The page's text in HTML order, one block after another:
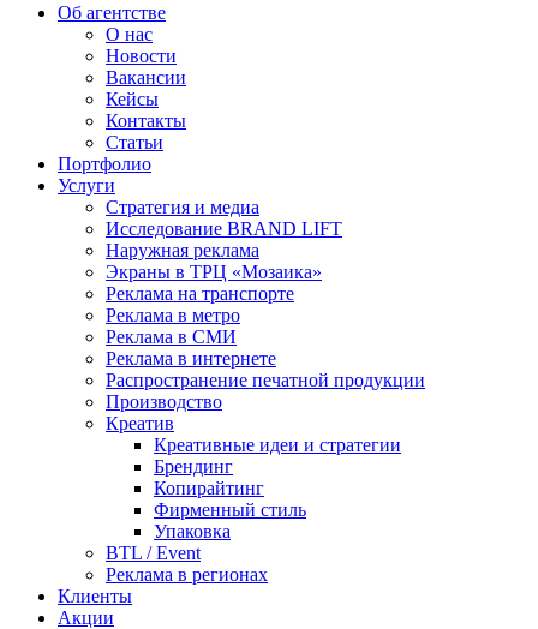
Об агентстве
О нас
Новости
Вакансии
Кейсы
Контакты
Статьи
Портфолио
Услуги
Стратегия и медиа
Исследование BRAND LIFT
Наружная реклама
Экраны в ТРЦ «Мозаика»
Реклама на транспорте
Реклама в метро
Реклама в СМИ
Реклама в интернете
Распространение печатной продукции
Производство
Креатив
Креативные идеи и стратегии
Брендинг
Копирайтинг
Фирменный стиль
Упаковка
BTL / Event
Реклама в регионах
Клиенты
Акции